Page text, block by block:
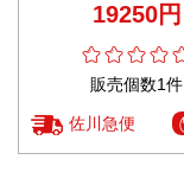
19250円
販売個数1件
佐川急便